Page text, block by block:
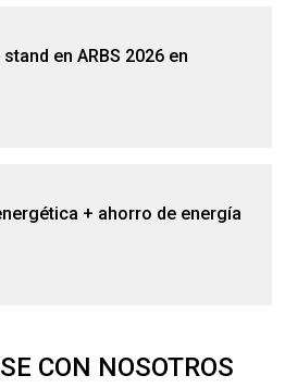
en ARBS 2026 en
+ ahorro de energía
CON NOSOTROS